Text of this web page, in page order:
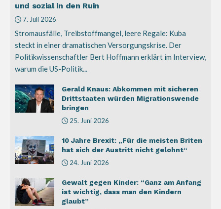
und sozial in den Ruin
7. Juli 2026
Stromausfälle, Treibstoffmangel, leere Regale: Kuba
steckt in einer dramatischen Versorgungskrise. Der
Politikwissenschaftler Bert Hoffmann erklärt im Interview,
warum die US-Politik...
Gerald Knaus: Abkommen mit sicheren
Drittstaaten würden Migrationswende
bringen
25. Juni 2026
10 Jahre Brexit: „Für die meisten Briten
hat sich der Austritt nicht gelohnt“
24. Juni 2026
Gewalt gegen Kinder: “Ganz am Anfang
ist wichtig, dass man den Kindern
glaubt”